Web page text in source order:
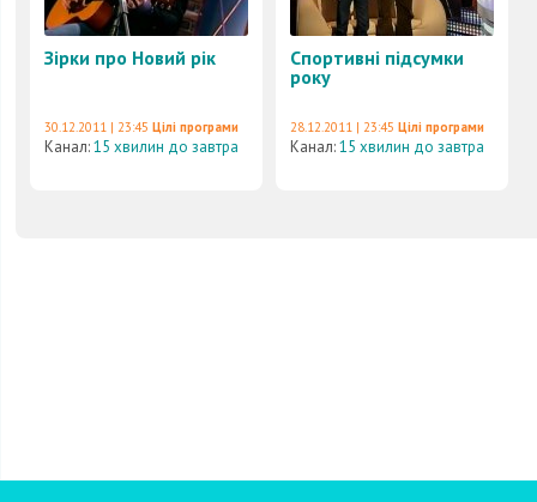
Зірки про Новий рік
30.12.2011 | 23:45 Цілі програми
Канал:15 хвилин до завтра
Спортивні підсумки
року
28.12.2011 | 23:45 Цілі програми
Канал:15 хвилин до завтра